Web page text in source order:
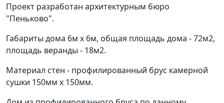
Проект разработан архитектурным бюро
"Пеньково".
Габариты дома 6м х 6м, общая площадь дома - 72м2,
площадь веранды - 18м2.
Материал стен - профилированный брус камерной
сушки 150мм х 150мм.